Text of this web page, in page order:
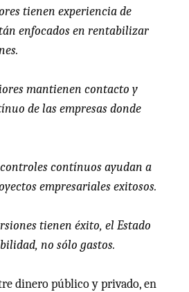
tienen experiencia de
enfocados en rentabilizar
mantienen contacto y
de las empresas donde
contínuos ayudan a
empresariales exitosos.
tienen éxito, el Estado
no sólo gastos.
dinero público y privado, en